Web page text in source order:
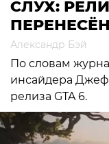
СЛУХ:
Александр Бэй
По словам
инсайдера
релиза GTA 6.